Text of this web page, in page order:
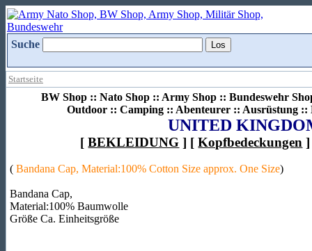
Suche
Startseite
BW Shop :: Nato Shop :: Army Shop :: Bundeswehr
Outdoor :: Camping :: Abenteurer :: Ausrüstung ::
UNITED
[BEKLEIDUNG ] [Kopfbedeckungen
( Bandana Cap, Material:100% Cotton Size approx. One Size)
Bandana Cap,
Material:100% Baumwolle
Größe Ca. Einheitsgröße